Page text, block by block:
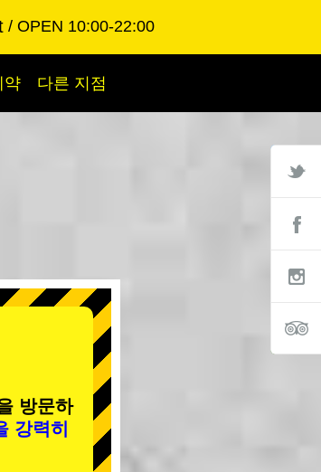
OPEN 10:00-22:00
약 다른 지점
방문하
강력히